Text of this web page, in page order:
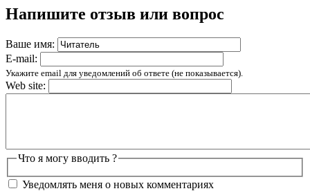
Напишите отзыв или вопрос
Ваше имя:
E-mail:
Укажите email для уведомлений об ответе (не показывается).
Web site:
Что я могу вводить ?
Уведомлять меня о новых комментариях